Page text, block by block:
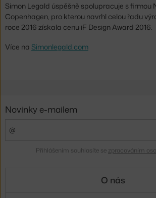
Simon Legald úspěšně spolupracuje s firmou
Copenhagen, pro kterou navrhl celou řadu
roce 2016 získala cenu iF Design Award 2016.
Více na Simonlegald.com
Novinky e-mailem
Přihlášením souhlasíte se zpracováním
O nás